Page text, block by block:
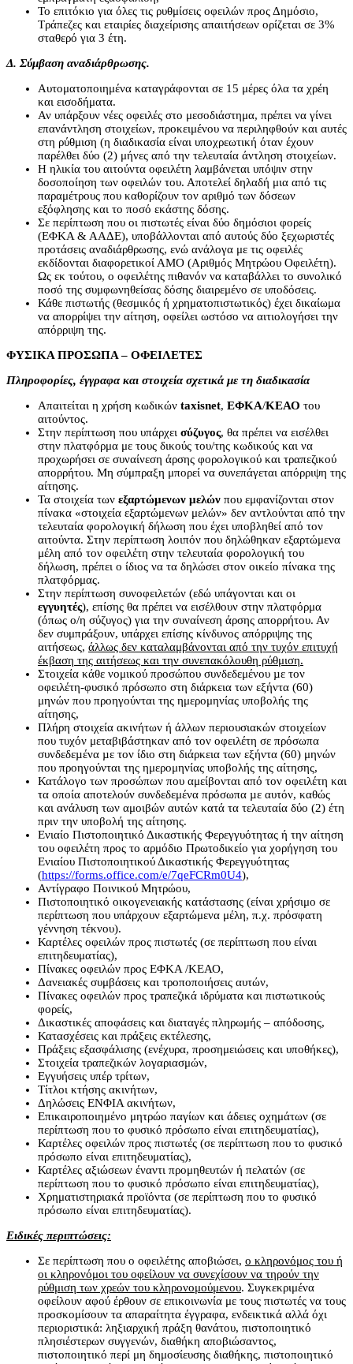
Το επιτόκιο για όλες τις ρυθμίσεις οφειλών προς Δημόσιο,
Τράπεζες και εταιρίες διαχείρισης απαιτήσεων ορίζεται σε 3%
σταθερό για 3 έτη.
Δ. Σύμβαση αναδιάρθρωσης.
Αυτοματοποιημένα καταγράφονται σε 15 μέρες όλα τα χρέη
και εισοδήματα.
Αν υπάρξουν νέες οφειλές στο μεσοδιάστημα, πρέπει να γίνει
επανάντληση στοιχείων, προκειμένου να περιληφθούν και αυτές
στη ρύθμιση (η διαδικασία είναι υποχρεωτική όταν έχουν
παρέλθει δύο (2) μήνες από την τελευταία άντληση στοιχείων.
Η ηλικία του αιτούντα οφειλέτη λαμβάνεται υπόψιν στην
δοσοποίηση των οφειλών του. Αποτελεί δηλαδή μια από τις
παραμέτρους που καθορίζουν τον αριθμό των δόσεων
εξόφλησης και το ποσό εκάστης δόσης.
Σε περίπτωση που οι πιστωτές είναι δύο δημόσιοι φορείς
(ΕΦΚΑ & ΑΑΔΕ), υποβάλλονται από αυτούς δύο ξεχωριστές
προτάσεις αναδιάρθρωσης, ενώ ανάλογα με τις οφειλές
εκδίδονται διαφορετικοί ΑΜΟ (Αριθμός Μητρώου Οφειλέτη).
Ως εκ τούτου, ο οφειλέτης πιθανόν να καταβάλλει το συνολικό
ποσό της συμφωνηθείσας δόσης διαιρεμένο σε υποδόσεις.
Κάθε πιστωτής (θεσμικός ή χρηματοπιστωτικός) έχει δικαίωμα
να απορρίψει την αίτηση, οφείλει ωστόσο να αιτιολογήσει την
απόρριψη της.
ΦΥΣΙΚΑ ΠΡΟΣΩΠΑ – ΟΦΕΙΛΕΤΕΣ
Πληροφορίες, έγγραφα και στοιχεία σχετικά με τη διαδικασία
Απαιτείται η χρήση κωδικών taxisnet, ΕΦΚΑ/ΚΕΑΟ του
αιτούντος.
Στην περίπτωση που υπάρχει σύζυγος, θα πρέπει να εισέλθει
στην πλατφόρμα με τους δικούς του/της κωδικούς και να
προχωρήσει σε συναίνεση άρσης φορολογικού και τραπεζικού
απορρήτου. Μη σύμπραξη μπορεί να συνεπάγεται απόρριψη της
αίτησης.
Τα στοιχεία των εξαρτώμενων μελών που εμφανίζονται στον
πίνακα «στοιχεία εξαρτώμενων μελών» δεν αντλούνται από την
τελευταία φορολογική δήλωση που έχει υποβληθεί από τον
αιτούντα. Στην περίπτωση λοιπόν που δηλώθηκαν εξαρτώμενα
μέλη από τον οφειλέτη στην τελευταία φορολογική του
δήλωση, πρέπει ο ίδιος να τα δηλώσει στον οικείο πίνακα της
πλατφόρμας.
Στην περίπτωση συνοφειλετών (εδώ υπάγονται και οι
εγγυητές), επίσης θα πρέπει να εισέλθουν στην πλατφόρμα
(όπως ο/η σύζυγος) για την συναίνεση άρσης απορρήτου. Αν
δεν συμπράξουν, υπάρχει επίσης κίνδυνος απόρριψης της
αιτήσεως, άλλως δεν καταλαμβάνονται από την τυχόν επιτυχή
έκβαση της αιτήσεως και την συνεπακόλουθη ρύθμιση.
Στοιχεία κάθε νομικού προσώπου συνδεδεμένου µε τον
οφειλέτη-φυσικό πρόσωπο στη διάρκεια των εξήντα (60)
μηνών που προηγούνται της ημερομηνίας υποβολής της
αίτησης,
Πλήρη στοιχεία ακινήτων ή άλλων περιουσιακών στοιχείων
που τυχόν μεταβιβάστηκαν από τον οφειλέτη σε πρόσωπα
συνδεδεµένα µε τον ίδιο στη διάρκεια των εξήντα (60) μηνών
που προηγούνται της ημερομηνίας υποβολής της αίτησης,
Κατάλογο των προσώπων που αμείβονται από τον οφειλέτη και
τα οποία αποτελούν συνδεδεμένα πρόσωπα µε αυτόν, καθώς
και ανάλυση των αμοιβών αυτών κατά τα τελευταία δύο (2) έτη
πριν την υποβολή της αίτησης.
Ενιαίο Πιστοποιητικό Δικαστικής Φερεγγυότητας ή την αίτηση
του οφειλέτη προς το αρμόδιο Πρωτοδικείο για χορήγηση του
Ενιαίου Πιστοποιητικού Δικαστικής Φερεγγυότητας
(https://forms.office.com/e/7qeFCRm0U4),
Αντίγραφο Ποινικού Μητρώου,
Πιστοποιητικό οικογενειακής κατάστασης (είναι χρήσιμο σε
περίπτωση που υπάρχουν εξαρτώμενα μέλη, π.χ. πρόσφατη
γέννηση τέκνου).
Καρτέλες οφειλών προς πιστωτές (σε περίπτωση που είναι
επιτηδευματίας),
Πίνακες οφειλών προς ΕΦΚΑ /ΚΕΑΟ,
Δανειακές συμβάσεις και τροποποιήσεις αυτών,
Πίνακες οφειλών προς τραπεζικά ιδρύματα και πιστωτικούς
φορείς,
Δικαστικές αποφάσεις και διαταγές πληρωμής – απόδοσης,
Κατασχέσεις και πράξεις εκτέλεσης,
Πράξεις εξασφάλισης (ενέχυρα, προσημειώσεις και υποθήκες),
Στοιχεία τραπεζικών λογαριασμών,
Εγγυήσεις υπέρ τρίτων,
Τίτλοι κτήσης ακινήτων,
Δηλώσεις ΕΝΦΙΑ ακινήτων,
Επικαιροποιημένο μητρώο παγίων και άδειες οχημάτων (σε
περίπτωση που το φυσικό πρόσωπο είναι επιτηδευματίας),
Καρτέλες οφειλών προς πιστωτές (σε περίπτωση που το φυσικό
πρόσωπο είναι επιτηδευματίας),
Καρτέλες αξιώσεων έναντι προμηθευτών ή πελατών (σε
περίπτωση που το φυσικό πρόσωπο είναι επιτηδευματίας),
Χρηματιστηριακά προϊόντα (σε περίπτωση που το φυσικό
πρόσωπο είναι επιτηδευματίας).
Ειδικές περιπτώσεις:
Σε περίπτωση που ο οφειλέτης αποβιώσει, ο κληρονόμος του ή
οι κληρονόμοι του οφείλουν να συνεχίσουν να τηρούν την
ρύθμιση των χρεών του κληρονομούμενου. Συγκεκριμένα
οφείλουν αφού έρθουν σε επικοινωνία με τους πιστωτές να τους
προσκομίσουν τα απαραίτητα έγγραφα, ενδεικτικά αλλά όχι
περιοριστικά: ληξιαρχική πράξη θανάτου, πιστοποιητικό
πλησιέστερων συγγενών, διαθήκη αποβιώσαντος,
πιστοποιητικό περί μη δημοσίευσης διαθήκης, πιστοποιητικό